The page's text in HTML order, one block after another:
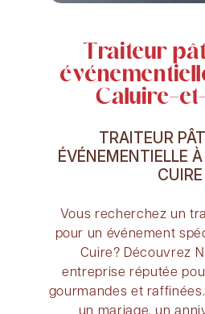
Traiteur
Caluire-
TRAITEUR
ÉVÉNEMENTIELLE
CUIRE
Vous recherchez un
pour un événement
Cuire? Découvrez
entreprise réputée
gourmandes et
un mariage, un